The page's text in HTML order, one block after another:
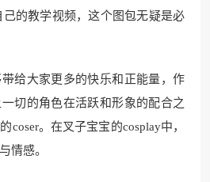
的教学视频，这个图包无疑是必
给大家更多的快乐和正能量，作
切的角色在活跃和形象的配合之
coser。在叉子宝宝的cosplay中，
情感。